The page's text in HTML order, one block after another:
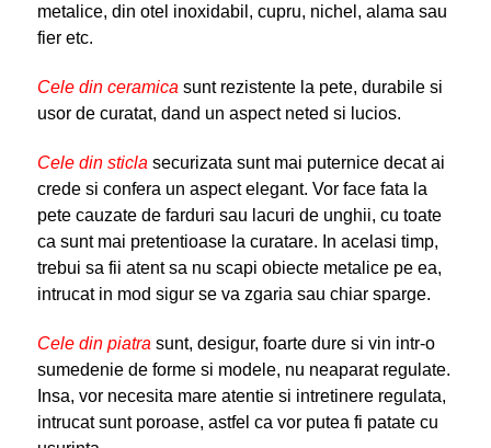
metalice, din otel inoxidabil, cupru, nichel, alama sau
fier etc.
Cele din ceramica sunt rezistente la pete, durabile si
usor de curatat, dand un aspect neted si lucios.
Cele din sticla securizata sunt mai puternice decat ai
crede si confera un aspect elegant. Vor face fata la
pete cauzate de farduri sau lacuri de unghii, cu toate
ca sunt mai pretentioase la curatare. In acelasi timp,
trebui sa fii atent sa nu scapi obiecte metalice pe ea,
intrucat in mod sigur se va zgaria sau chiar sparge.
Cele din piatra sunt, desigur, foarte dure si vin intr-o
sumedenie de forme si modele, nu neaparat regulate.
Insa, vor necesita mare atentie si intretinere regulata,
intrucat sunt poroase, astfel ca vor putea fi patate cu